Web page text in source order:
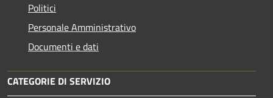
Politici
Personale Amministrativo
Documenti e dati
CATEGORIE DI SERVIZIO